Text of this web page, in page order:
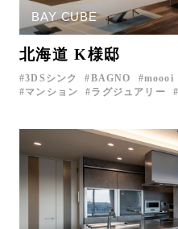
BAY CUBE
北海道 K様邸
3DSシンク BAGNO moooi
マンション
ラグジュアリー